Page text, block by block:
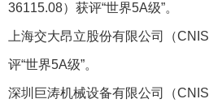
36115.08）获评“世界5A级”。
上海交大昂立股份有限公司（
评“世界5A级”。
深圳巨涛机械设备有限公司（